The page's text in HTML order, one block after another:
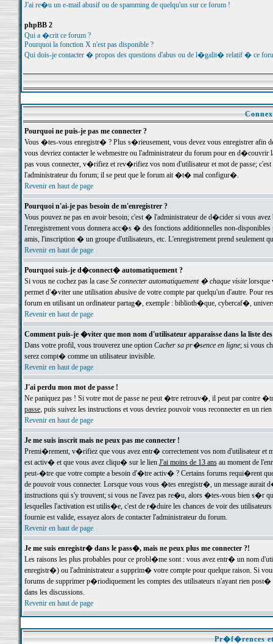
J'ai re�u un e-mail abusif ou de spamming de quelqu'un sur ce forum !
phpBB 2
Qui a �crit ce forum ?
Pourquoi la fonction X n'est pas disponible ?
Qui dois-je contacter � propos des questions d'abus ou de l�galit� relatif � ce
Pourquoi ne puis-je pas me connecter ?
Vous �tes-vous enregistr� ? Plus s�rieusement, vous devez vous enregistrer
vous devriez contacter le webmestre ou l'administrateur du forum pour en
pas vous connecter, v�rifiez et rev�rifiez vos nom d'utilisateur et mot de passe;
l'administrateur du forum; il se peut que le forum ait �t� mal configur�.
Revenir en haut de page
Pourquoi n'ai-je pas besoin de m'enregistrer ?
Vous pouvez ne pas en avoir besoin; c'est � l'administrateur de d�cider si vous
l'enregistrement vous donnera acc�s � des fonctions additionnelles non-
amis, l'inscription � un groupe d'utilisateurs, etc. L'enregistrement prend seulement
Revenir en haut de page
Pourquoi suis-je d�connect� automatiquement ?
Si vous ne cochez pas la case Se connecter automatiquement � chaque visitelorsque
permet d'�viter une utilisation abusive de votre compte par quelqu'un d'autre. Pour
forum en utilisant un ordinateur partag�, exemple : biblioth�que, cybercaf�,
Revenir en haut de page
Comment puis-je �viter que mon nom d'utilisateur apparaisse dans la liste
Dans votre profil, vous trouverez une option Cacher sa pr�sence en ligne; si vous
serez compt� comme un utilisateur invisible.
Revenir en haut de page
J'ai perdu mon mot de passe !
Ne paniquez pas ! Si votre mot de passe ne peut �tre retrouv�, il peut par contre
passe, puis suivez les instructions et vous devriez pouvoir vous reconnecter en un rien
Revenir en haut de page
Je me suis inscrit mais ne peux pas me connecter !
Premi�rement, v�rifiez que vous avez entr� correctement vos nom d'utilisateur
est activ� et que vous avez cliqu� sur le lien J'ai moins de 13 ansau moment de
peut-�tre que votre compte a besoin d'�tre activ� ? Certains forums requi�rent
de pouvoir vous connecter. Lorsque vous vous �tes enregistr�, un message aurait
instructions qui s'y trouvent; si vous ne l'avez pas re�u, alors �tes-vous bien s�r
lesquelles l'activation est utilis�e, c'est de r�duire les chances de voir des
fournie est valide, essayez alors de contacter l'administrateur du forum.
Revenir en haut de page
Je me suis enregistr� dans le pass�, mais ne peux plus me connecter ?!
Les raisons les plus probables pour ce probl�me sont : vous avez entr� un nom
enregistr�) ou l'administrateur a supprim� votre compte pour quelque raison. Si
forums de supprimer p�riodiquement les comptes des utilisateurs n'ayant rien
dans les discussions.
Revenir en haut de page
Pr�f�rences